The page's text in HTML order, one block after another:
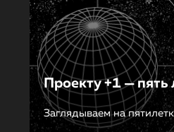
Проекту +1 — пять
Заглядываем на